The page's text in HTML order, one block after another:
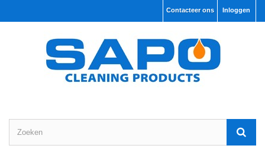
Inloggen
Contacteer ons